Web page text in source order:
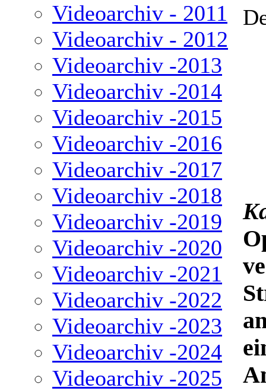
Videoarchiv - 2011
Videoarchiv - 2012
Videoarchiv -2013
Videoarchiv -2014
Videoarchiv -2015
Videoarchiv -2016
Videoarchiv -2017
Videoarchiv -2018
Videoarchiv -2019
Videoarchiv -2020
Videoarchiv -2021
Videoarchiv -2022
Videoarchiv -2023
Videoarchiv -2024
Videoarchiv -2025